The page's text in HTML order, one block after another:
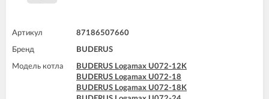
Артикул 87186507660
Бренд BUDERUS
Модель котла
BUDERUS Logamax U072-12K
BUDERUS Logamax U072-18
BUDERUS Logamax U072-18K